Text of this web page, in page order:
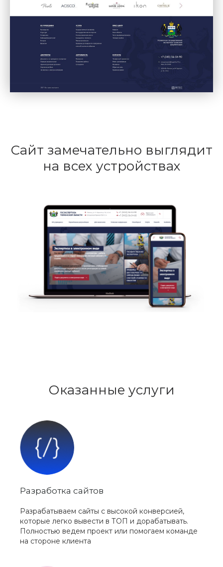
Сайт замечательно выглядит
на всех устройствах
Оказанные услуги
Разработка сайтов
Разрабатываем сайты с высокой конверсией,
которые легко вывести в ТОП и дорабатывать.
Полностью ведем проект или помогаем команде
на стороне клиента